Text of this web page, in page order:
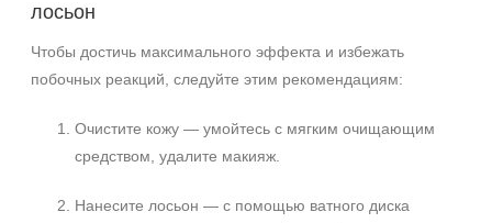
лосьон
Чтобы достичь максимального эффекта и избежать
побочных реакций, следуйте этим рекомендациям:
Очистите кожу — умойтесь с мягким очищающим
средством, удалите макияж.
Нанесите лосьон — с помощью ватного диска